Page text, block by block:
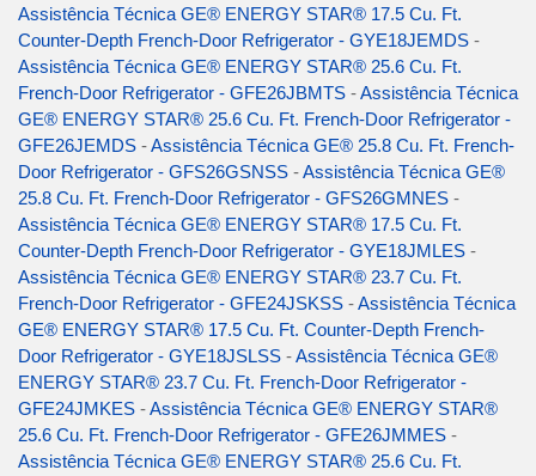
Assistência Técnica GE® ENERGY STAR® 17.5 Cu. Ft.
Counter-Depth French-Door Refrigerator - GYE18JEMDS -
Assistência Técnica GE® ENERGY STAR® 25.6 Cu. Ft.
French-Door Refrigerator - GFE26JBMTS -Assistência Técnica
GE® ENERGY STAR® 25.6 Cu. Ft. French-Door Refrigerator -
GFE26JEMDS -Assistência Técnica GE® 25.8 Cu. Ft. French-
Door Refrigerator - GFS26GSNSS -Assistência Técnica GE®
25.8 Cu. Ft. French-Door Refrigerator - GFS26GMNES -
Assistência Técnica GE® ENERGY STAR® 17.5 Cu. Ft.
Counter-Depth French-Door Refrigerator - GYE18JMLES -
Assistência Técnica GE® ENERGY STAR® 23.7 Cu. Ft.
French-Door Refrigerator - GFE24JSKSS -Assistência Técnica
GE® ENERGY STAR® 17.5 Cu. Ft. Counter-Depth French-
Door Refrigerator - GYE18JSLSS -Assistência Técnica GE®
ENERGY STAR® 23.7 Cu. Ft. French-Door Refrigerator -
GFE24JMKES -Assistência Técnica GE® ENERGY STAR®
25.6 Cu. Ft. French-Door Refrigerator - GFE26JMMES -
Assistência Técnica GE® ENERGY STAR® 25.6 Cu. Ft.